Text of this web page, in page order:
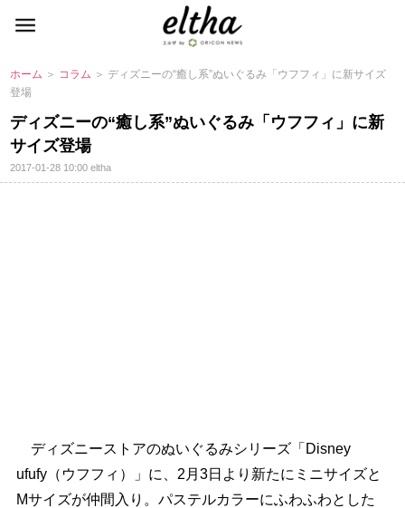
ホーム ＞ コラム ＞ ディズニーの“癒し系”ぬいぐるみ「ウフフィ」に新サイズ
登場
ディズニーの“癒し系”ぬいぐるみ「ウフフィ」に新
サイズ登場
2017-01-28 10:00eltha
ディズニーストアのぬいぐるみシリーズ「Disney
ufufy（ウフフィ）」に、2月3日より新たにミニサイズと
Mサイズが仲間入り。パステルカラーにふわふわとした